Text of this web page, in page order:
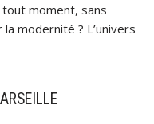
moment, sans
modernité ? L’univers